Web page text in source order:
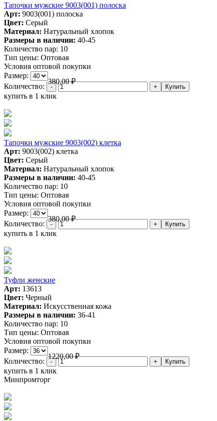
Тапочки мужские 9003(001) полоска
Арт: 9003(001) полоска
Цвет: Серый
Материал: Натуральный хлопок
Размеры в наличии: 40-45
Количество пар: 10
Тип цены: Оптовая
Условия оптовой покупки
Размер:
380,00₽
Количество:
купить в 1 клик
Тапочки мужские 9003(002) клетка
Арт: 9003(002) клетка
Цвет: Серый
Материал: Натуральный хлопок
Размеры в наличии: 40-45
Количество пар: 10
Тип цены: Оптовая
Условия оптовой покупки
Размер:
380,00₽
Количество:
купить в 1 клик
Туфли женские
Арт: 13613
Цвет: Черный
Материал: Искусственная кожа
Размеры в наличии: 36-41
Количество пар: 10
Тип цены: Оптовая
Условия оптовой покупки
Размер:
1220,00₽
Количество:
купить в 1 клик
Минпромторг